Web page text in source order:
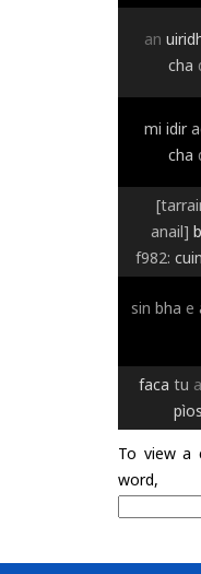
an
cha
mi idir
cha
anail]
f982: cuin
sin bha e
faca tu
pìos
To view a